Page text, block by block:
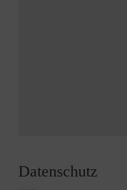
Datenschutz